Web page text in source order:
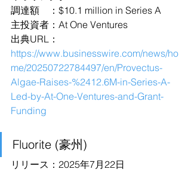
調達額　：$10.1 million in Series A
主投資者：At One Ventures
出典URL：
https://www.businesswire.com/news/ho
me/20250722784497/en/Provectus-
Algae-Raises-%2412.6M-in-Series-A-
Led-by-At-One-Ventures-and-Grant-
Funding
Fluorite (豪州)
リリース：2025年7月22日